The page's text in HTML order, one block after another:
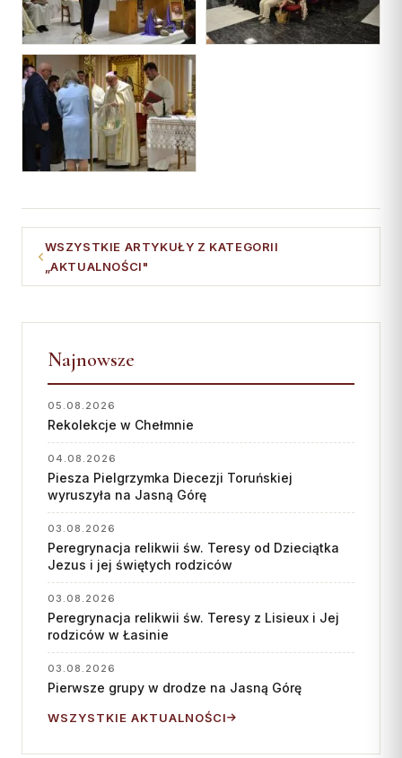
WSZYSTKIE ARTYKUŁY Z KATEGORII
„AKTUALNOŚCI"
Najnowsze
05.08.2026
Rekolekcje w Chełmnie
04.08.2026
Piesza Pielgrzymka Diecezji Toruńskiej
wyruszyła na Jasną Górę
03.08.2026
Peregrynacja relikwii św. Teresy od Dzieciątka
Jezus i jej świętych rodziców
03.08.2026
Peregrynacja relikwii św. Teresy z Lisieux i Jej
rodziców w Łasinie
03.08.2026
Pierwsze grupy w drodze na Jasną Górę
WSZYSTKIE AKTUALNOŚCI